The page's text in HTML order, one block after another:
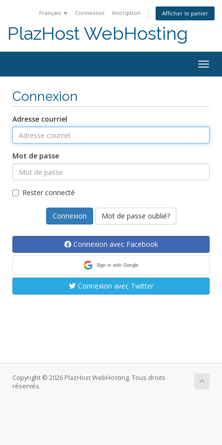
Français Connexion Inscription Afficher le panier
PlazHost WebHosting
la
Connexion
Adresse courriel
Mot de passe
Rester connecté
Mot de passe oublié?
Connexion avec Facebook
Sign in with Google
Connexion avec Twitter
Copyright © 2026 PlazHost WebHosting. Tous droits
réservés.